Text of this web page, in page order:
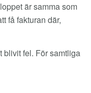
är samma som
få fakturan där,
blivit fel. För samtliga